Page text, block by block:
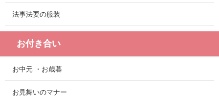
法事法要の服装
お付き合い
お中元 ・お歳暮
お見舞いのマナー